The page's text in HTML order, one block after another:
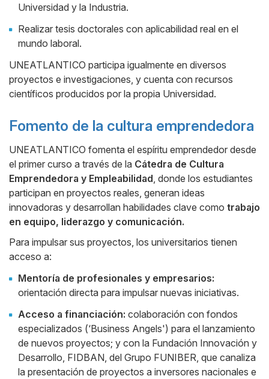
Universidad y la Industria.
Realizar tesis doctorales con aplicabilidad real en el
mundo laboral.
UNEATLANTICO participa igualmente en diversos
proyectos e investigaciones, y cuenta con recursos
científicos producidos por la propia Universidad.
Fomento de la cultura emprendedora
UNEATLANTICO fomenta el espíritu emprendedor desde
el primer curso a través de la Cátedra de Cultura
Emprendedora y Empleabilidad , donde los estudiantes
participan en proyectos reales, generan ideas
innovadoras y desarrollan habilidades clave como trabajo
en equipo, liderazgo y comunicación.
Para impulsar sus proyectos, los universitarios tienen
acceso a:
Mentoría de profesionales y empresarios:
orientación directa para impulsar nuevas iniciativas.
Acceso a financiación: colaboración con fondos
especializados (‘Business Angels') para el lanzamiento
de nuevos proyectos; y con la Fundación Innovación y
Desarrollo, FIDBAN, del Grupo FUNIBER, que canaliza
la presentación de proyectos a inversores nacionales e